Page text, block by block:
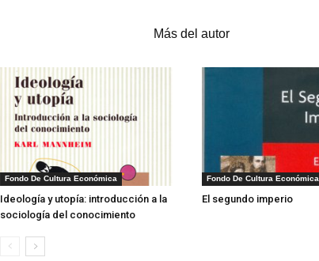
Más del autor
Fondo De Cultura Económica
Ideología y utopía: introducción a la
sociología del conocimiento
Fondo De Cultura Económica
El segundo imperio